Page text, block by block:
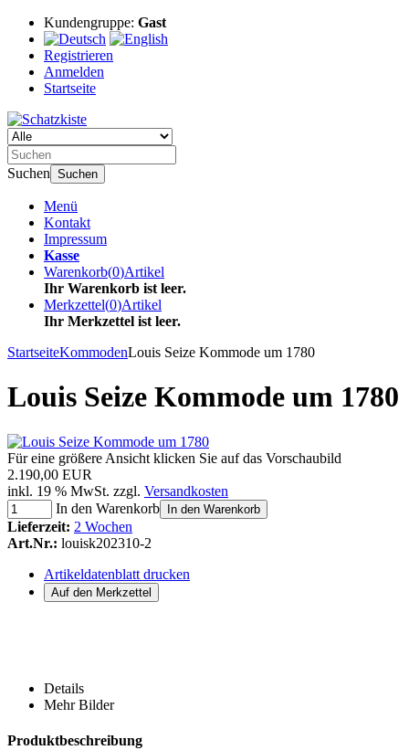
Kundengruppe: Gast
Registrieren
Anmelden
Startseite
Suchen Suchen
Menü
Kontakt
Impressum
Kasse
Warenkorb(0)Artikel
Ihr Warenkorb ist leer.
Merkzettel(0)Artikel
Ihr Merkzettel ist leer.
StartseiteKommodenLouis Seize Kommode um 1780
Louis Seize Kommode um 1780
Für eine größere Ansicht klicken Sie auf das Vorschaubild
2.190,00 EUR
inkl. 19 % MwSt. zzgl. Versandkosten
In den Warenkorb
In den Warenkorb
Lieferzeit: 2 Wochen
Art.Nr.: louisk202310-2
Artikeldatenblatt drucken
Details
Mehr Bilder
Produktbeschreibung